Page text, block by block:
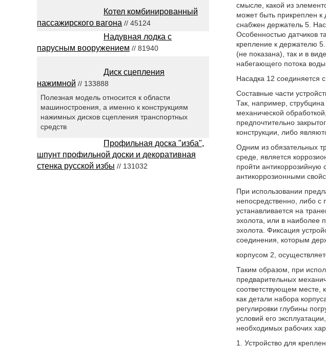
смысле, какой из
может быть прикреплен
снабжен держатель 5.
Особенностью датчиков
крепление к держателю
(не показана), так и в
набегающего потока воды.
Насадка 12 соединяется
Составные части
Так, например,
механической
предпочтительно
конструкции, либо
Одним из обязательных
среде, является
пройти
антикоррозионными
При использовании
непосредственно, либо
устанавливается на
эхолота, или в наиболее
эхолота. Фиксация
соединения, которым
корпусом 2,
Таким образом, при
предварительных
соответствующем месте,
как детали набора
регулировки глубины
условий его
необходимых рабочих
1. Устройство для
Котел комбинированный
пассажирского вагона // 45124
Надувная лодка с
парусным вооружением // 81940
Диск сцепления
нажимной // 133888
Полезная модель относится к области
машиностроения, а именно к конструкциям
нажимных дисков сцепления транспортных
средств
Профильная доска "изба",
шпунт профильной доски и декоративная
стенка русской избы // 131032